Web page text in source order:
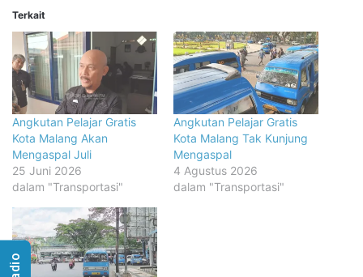
Terkait
Angkutan Pelajar Gratis
Kota Malang Akan
Mengaspal Juli
25 Juni 2026
dalam "Transportasi"
Angkutan Pelajar Gratis
Kota Malang Tak Kunjung
Mengaspal
4 Agustus 2026
dalam "Transportasi"